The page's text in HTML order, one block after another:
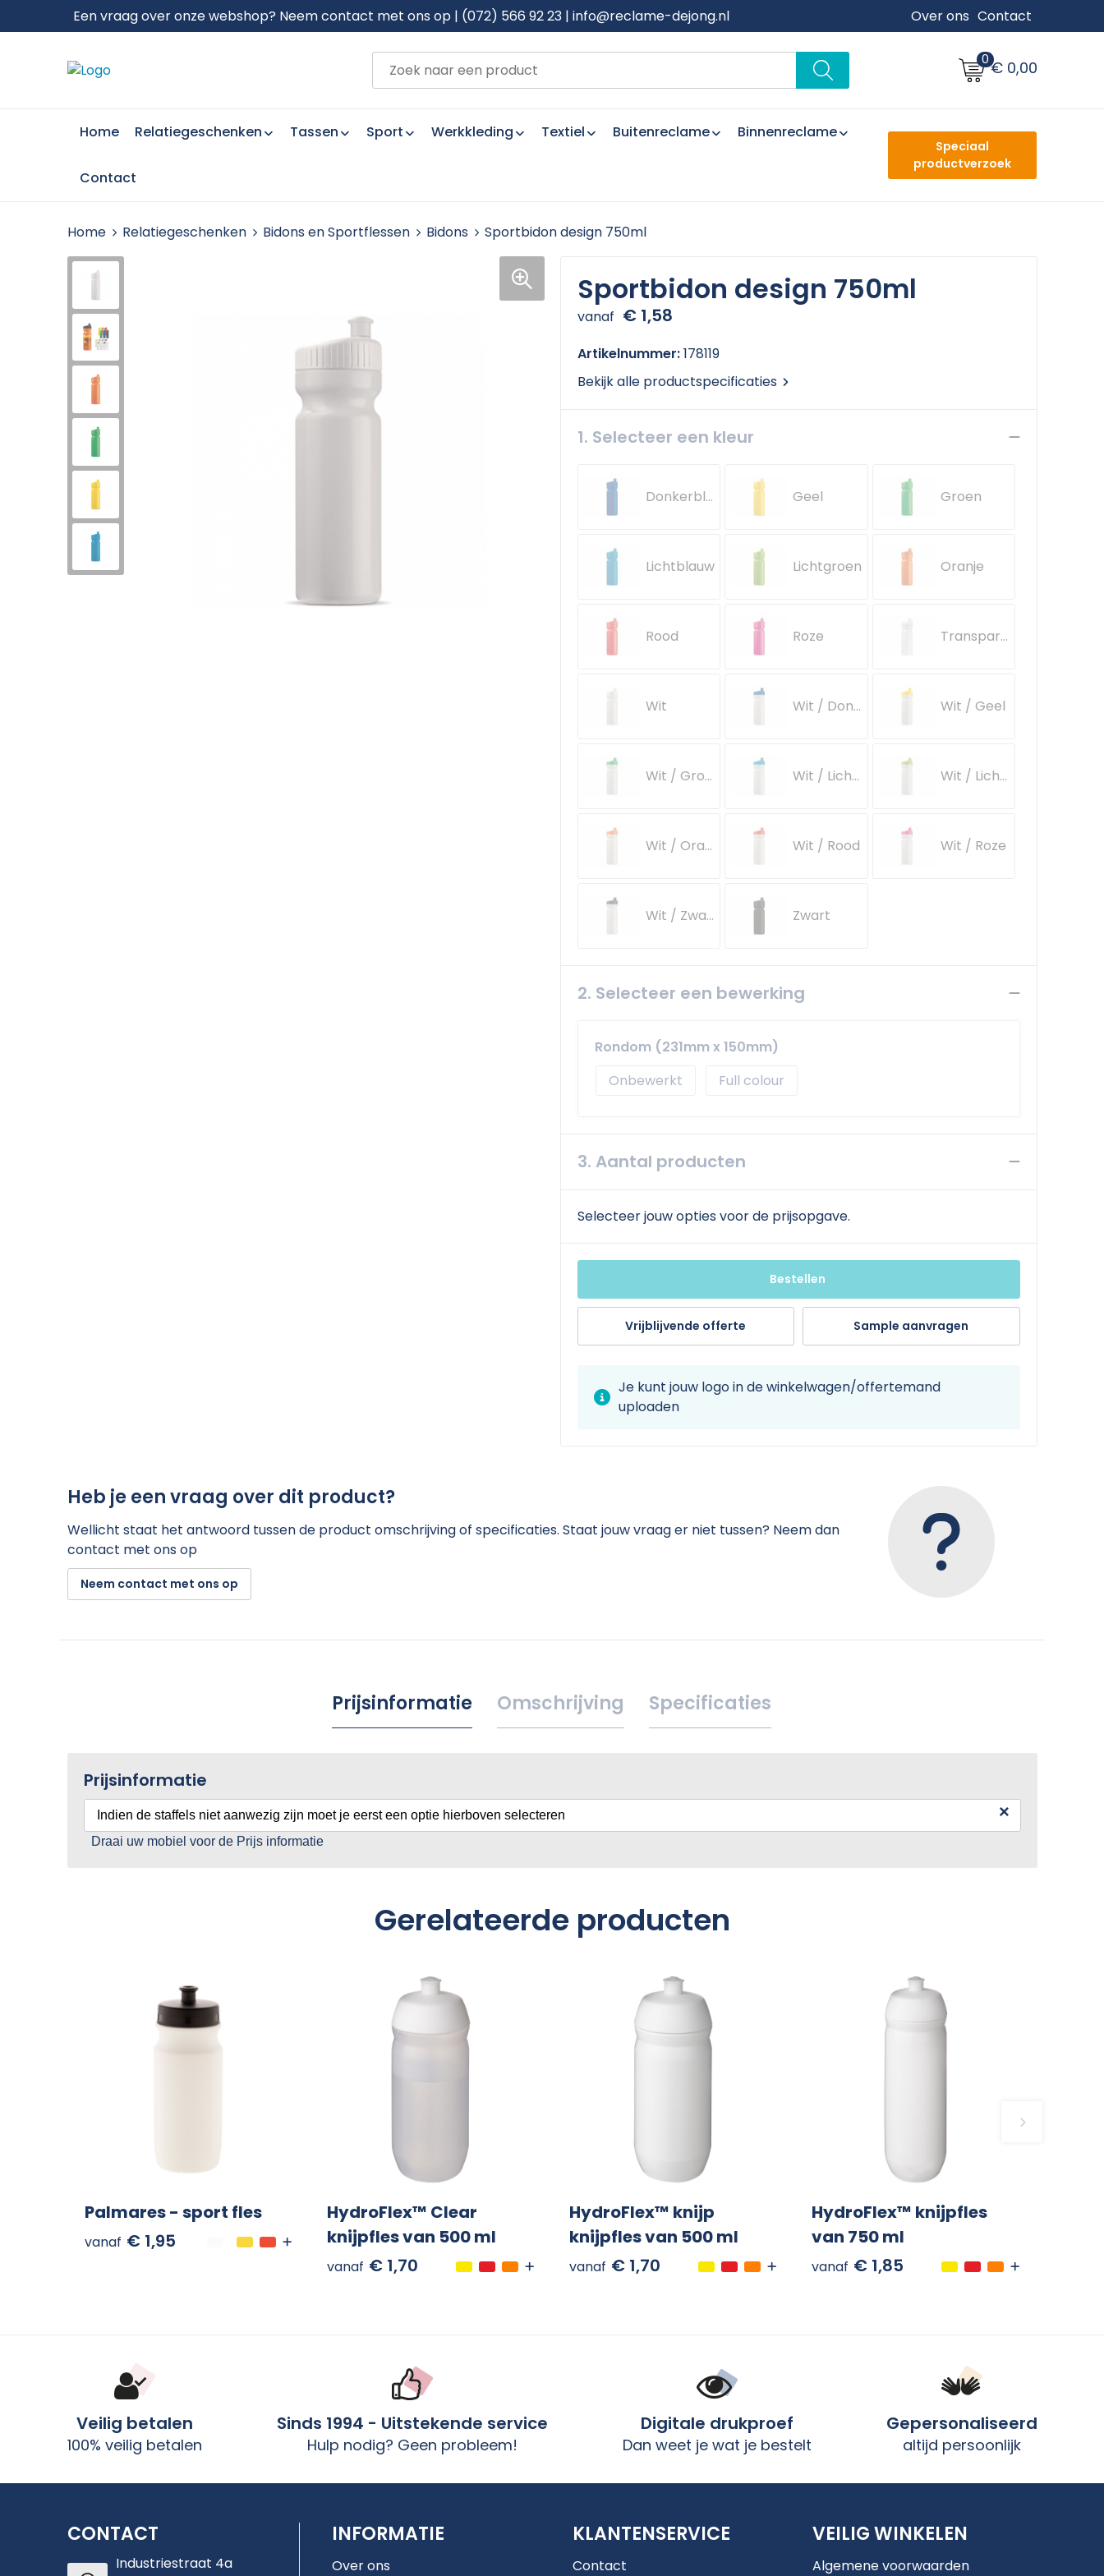
Een vraag over onze webshop? Neem contact met ons op | (072) 566 92 23 | info@reclame-dejong.nl Over ons Contact
0€ 0,00
Home Relatiegeschenken Tassen Sport Werkkleding Textiel Buitenreclame Binnenreclame
Contact
Speciaal
productverzoek
Home Relatiegeschenken Bidons en Sportflessen Bidons Sportbidon design 750ml
Sportbidon design 750ml
vanaf € 1,58
Artikelnummer:178119
Bekijk alle productspecificaties
1. Selecteer een kleur
Donkerblauw Geel Groen
Lichtblauw Lichtgroen Oranje
Rood Roze Transparant
Wit Wit / Donkerblauw Wit / Geel
Wit / Groen Wit / Lichtblauw Wit / Lichtgroen
Wit / Oranje Wit / Rood Wit / Roze
Wit / Zwart Zwart
2. Selecteer een bewerking
Rondom (231mm x 150mm)
Onbewerkt
Full colour
3. Aantal producten
Selecteer jouw opties voor de prijsopgave.
Bestellen
Vrijblijvende offerte Sample aanvragen
Je kunt jouw logo in de winkelwagen/offertemand
uploaden
Heb je een vraag over dit product?
Wellicht staat het antwoord tussen de product omschrijving of specificaties. Staat jouw vraag er niet tussen? Neem dan
contact met ons op
Neem contact met ons op
Prijsinformatie Omschrijving Specificaties
Prijsinformatie
Indien de staffels niet aanwezig zijn moet je eerst een optie hierboven selecteren ×
Draai uw mobiel voor de Prijs informatie
Gerelateerde producten
Palmares - sport fles
vanaf € 1,95
HydroFlex™ Clear
knijpfles van 500 ml
vanaf € 1,70
HydroFlex™ knijp
knijpfles van 500 ml
vanaf € 1,70
HydroFlex™ knijpfles
van 750 ml
vanaf € 1,85
Veilig betalen
100% veilig betalen
Sinds 1994 - Uitstekende service
Hulp nodig? Geen probleem!
Digitale drukproef
Dan weet je wat je bestelt
Gepersonaliseerd
altijd persoonlijk
CONTACT
Industriestraat 4a
INFORMATIE
Over ons
KLANTENSERVICE
Contact
VEILIG WINKELEN
Algemene voorwaarden